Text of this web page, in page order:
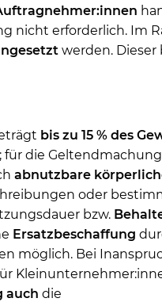
nicht erforderlich. Im
werden. Dieser
bis zu 15 % des
für die
abnutzbare
oder
bzw.
Ersatzbeschaffung
möglich. Bei
auch die